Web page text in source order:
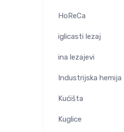
HoReCa
iglicasti lezaj
ina lezajevi
Industrijska hemija
Kućišta
Kuglice